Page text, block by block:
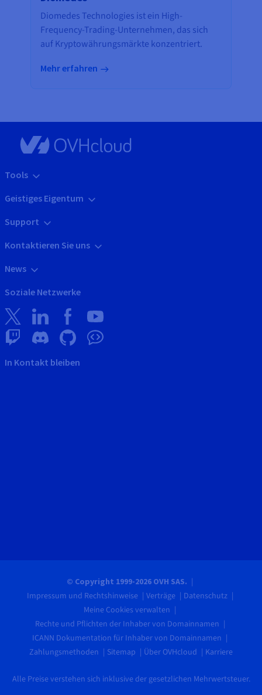
Diomedes Technologies ist ein High-
Frequency-Trading-Unternehmen, das sich
auf Kryptowährungsmärkte konzentriert.
Mehr erfahren
Tools
Geistiges Eigentum
Support
Kontaktieren Sie uns
News
Soziale Netzwerke
In Kontakt bleiben
© Copyright 1999-2026 OVH SAS.
Impressum und Rechtshinweise Verträge
Datenschutz
Meine Cookies verwalten
Rechte und Pflichten der Inhaber von Domainnamen
ICANN Dokumentation für Inhaber von Domainnamen
Zahlungsmethoden
Sitemap Über OVHcloud Karriere
Alle Preise verstehen sich inklusive der gesetzlichen Mehrwertsteuer.